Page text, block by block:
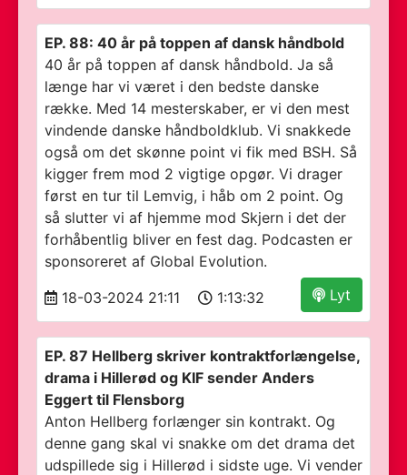
EP. 88: 40 år på toppen af dansk håndbold
40 år på toppen af dansk håndbold. Ja så
længe har vi været i den bedste danske
række. Med 14 mesterskaber, er vi den mest
vindende danske håndboldklub. Vi snakkede
også om det skønne point vi fik med BSH. Så
kigger frem mod 2 vigtige opgør. Vi drager
først en tur til Lemvig, i håb om 2 point. Og
så slutter vi af hjemme mod Skjern i det der
forhåbentlig bliver en fest dag. Podcasten er
sponsoreret af Global Evolution.
Lyt
18-03-2024 21:11 1:13:32
EP. 87 Hellberg skriver kontraktforlængelse,
drama i Hillerød og KIF sender Anders
Eggert til Flensborg
Anton Hellberg forlænger sin kontrakt. Og
denne gang skal vi snakke om det drama det
udspillede sig i Hillerød i sidste uge. Vi vender